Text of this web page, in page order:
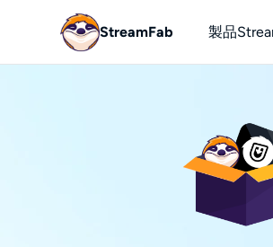
StreamFab 製品